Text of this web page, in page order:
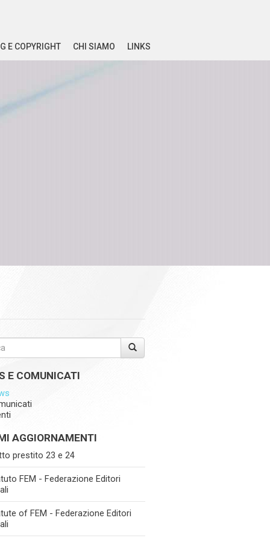
E COPYRIGHT CHI SIAMO LINKS
E COMUNICATI
AGGIORNAMENTI
prestito 23 e 24
FEM - Federazione Editori
of FEM - Federazione Editori